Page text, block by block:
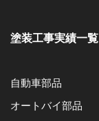
塗装工事実績一覧
自動車部品
オートバイ部品